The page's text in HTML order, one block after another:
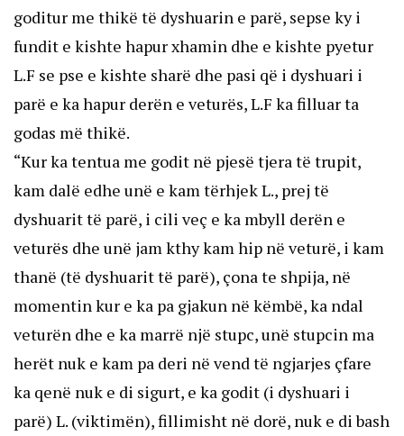
goditur me thikë të dyshuarin e parë, sepse ky i
fundit e kishte hapur xhamin dhe e kishte pyetur
L.F se pse e kishte sharë dhe pasi që i dyshuari i
parë e ka hapur derën e veturës, L.F ka filluar ta
godas më thikë.
“Kur ka tentua me godit në pjesë tjera të trupit,
kam dalë edhe unë e kam tërhjek L., prej të
dyshuarit të parë, i cili veç e ka mbyll derën e
veturës dhe unë jam kthy kam hip në veturë, i kam
thanë (të dyshuarit të parë), çona te shpija, në
momentin kur e ka pa gjakun në këmbë, ka ndal
veturën dhe e ka marrë një stupc, unë stupcin ma
herët nuk e kam pa deri në vend të ngjarjes çfare
ka qenë nuk e di sigurt, e ka godit (i dyshuari i
parë) L. (viktimën), fillimisht në dorë, nuk e di bash